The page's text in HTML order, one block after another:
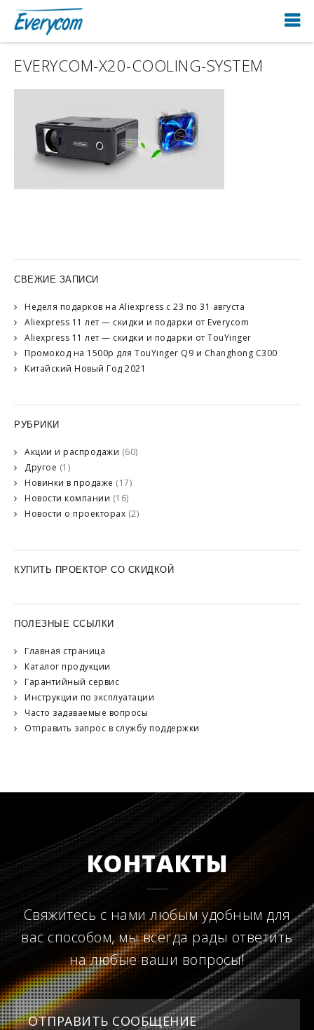
EVERYCOM-X20-COOLING-SYSTEM
СВЕЖИЕ ЗАПИСИ
Неделя подарков на Aliexpress с 23 по 31 августа
Aliexpress 11 лет — скидки и подарки от Everycom
Aliexpress 11 лет — скидки и подарки от TouYinger
Промокод на 1500р для TouYinger Q9 и Changhong C300
Китайский Новый Год 2021
РУБРИКИ
Акции и распродажи (60)
Другое (1)
Новинки в продаже (17)
Новости компании (16)
Новости о проекторах (2)
КУПИТЬ ПРОЕКТОР СО СКИДКОЙ
ПОЛЕЗНЫЕ ССЫЛКИ
Главная страница
Каталог продукции
Гарантийный сервис
Инструкции по эксплуатации
Часто задаваемые вопросы
Отправить запрос в службу поддержки
КОНТАКТЫ
Свяжитесь с нами любым удобным для
вас способом, мы всегда рады ответить
на любые ваши вопросы!
ОТПРАВИТЬ СООБЩЕНИЕ